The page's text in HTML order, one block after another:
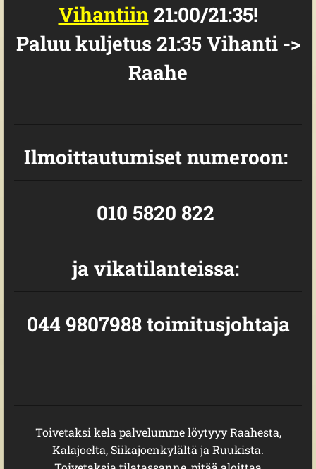
Vihantiin21:00/21:35!
Paluu kuljetus 21:35 Vihanti ->
Raahe
Ilmoittautumiset numeroon:
010 5820 822
ja vikatilanteissa:
044 9807988 toimitusjohtaja
Toivetaksi kela palvelumme löytyyy Raahesta,
Kalajoelta, Siikajoenkylältä ja Ruukista.